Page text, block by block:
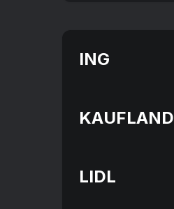
ING
KAUFLAND
LIDL